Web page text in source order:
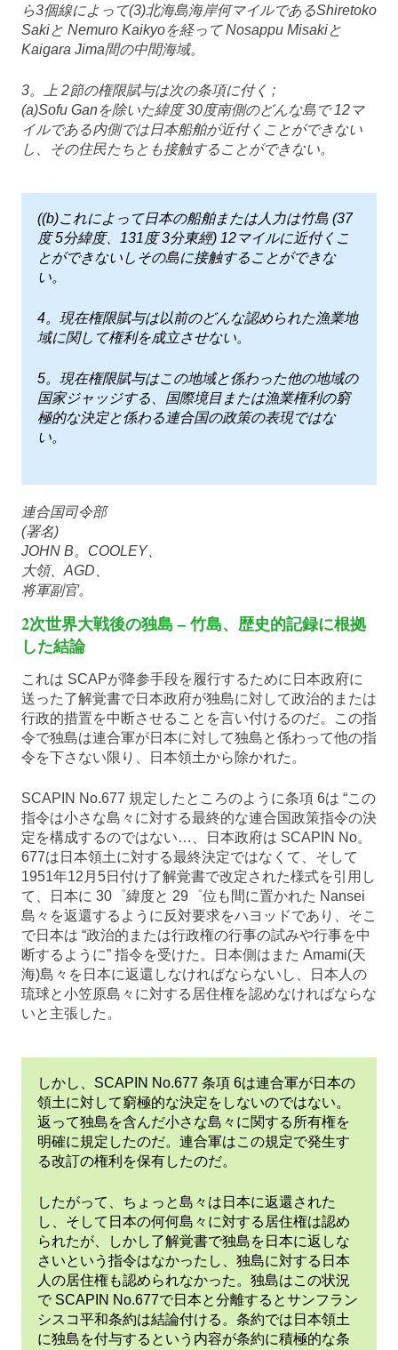
ら3個線によって(3)北海島海岸何マイルであるShiretoko
Sakiと Nemuro Kaikyoを経って Nosappu Misakiと
Kaigara Jima間の中間海域。
3。上 2節の権限賦与は次の条項に付く ;
(a)Sofu Ganを除いた緯度 30度南側のどんな島で 12マ
イルである内側では日本船舶が近付くことができない
し、その住民たちとも接触することができない。
((b)これによって日本の船舶または人力は竹島 (37
度 5分緯度、131度 3分東經) 12マイルに近付くこ
とができないしその島に接触することができな
い。
4。現在権限賦与は以前のどんな認められた漁業地
域に関して権利を成立させない。
5。現在権限賦与はこの地域と係わった他の地域の
国家ジャッジする、国際境目または漁業権利の窮
極的な決定と係わる連合国の政策の表現ではな
い。
連合国司令部
(署名)
JOHN B。COOLEY、
大領、AGD、
将軍副官。
2次世界大戦後の独島 – 竹島、歴史的記録に根拠
した結論
これは SCAPが降参手段を履行するために日本政府に
送った了解覚書で日本政府が独島に対して政治的または
行政的措置を中断させることを言い付けるのだ。この指
令で独島は連合軍が日本に対して独島と係わって他の指
令を下さない限り、日本領土から除かれた。
SCAPIN No.677 規定したところのように条項 6は “この
指令は小さな島々に対する最終的な連合国政策指令の決
定を構成するのではない…、日本政府は SCAPIN No。
677は日本領土に対する最終決定ではなくて、そして
1951年12月5日付け了解覚書で改定された様式を引用し
て、日本に 30゜緯度と 29゜位も間に置かれた Nansei
島々を返還するように反対要求をハヨッドであり、そこ
で日本は “政治的または行政権の行事の試みや行事を中
断するように” 指令を受けた。日本側はまた Amami(天
海)島々を日本に返還しなければならないし、日本人の
琉球と小笠原島々に対する居住権を認めなければならな
いと主張した。
しかし、SCAPIN No.677 条項 6は連合軍が日本の
領土に対して窮極的な決定をしないのではない。
返って独島を含んだ小さな島々に関する所有権を
明確に規定したのだ。連合軍はこの規定で発生す
る改訂の権利を保有したのだ。
したがって、ちょっと島々は日本に返還された
し、そして日本の何何島々に対する居住権は認め
られたが、しかし了解覚書で独島を日本に返しな
さいという指令はなかったし、独島に対する日本
人の居住権も認められなかった。独島はこの状況
で SCAPIN No.677で日本と分離するとサンフラン
シスコ平和条約は結論付ける。条約では日本領土
に独島を付与するという内容が条約に積極的な条